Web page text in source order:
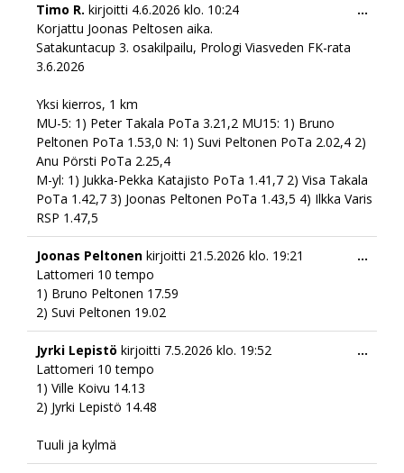
Timo R. kirjoitti 4.6.2026 klo. 10:24
Korjattu Joonas Peltosen aika.
Satakuntacup 3. osakilpailu, Prologi Viasveden FK-rata
3.6.2026
Yksi kierros, 1 km
MU-5: 1) Peter Takala PoTa 3.21,2 MU15: 1) Bruno
Peltonen PoTa 1.53,0 N: 1) Suvi Peltonen PoTa 2.02,4 2)
Anu Pörsti PoTa 2.25,4
M-yl: 1) Jukka-Pekka Katajisto PoTa 1.41,7 2) Visa Takala
PoTa 1.42,7 3) Joonas Peltonen PoTa 1.43,5 4) Ilkka Varis
RSP 1.47,5
...
Joonas Peltonen kirjoitti 21.5.2026 klo. 19:21
Lattomeri 10 tempo
1) Bruno Peltonen 17.59
2) Suvi Peltonen 19.02
...
Jyrki Lepistö kirjoitti 7.5.2026 klo. 19:52
Lattomeri 10 tempo
1) Ville Koivu 14.13
2) Jyrki Lepistö 14.48
Tuuli ja kylmä
...